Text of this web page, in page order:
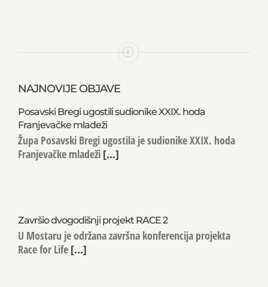
NAJNOVIJE OBJAVE
Posavski Bregi ugostili sudionike XXIX. hoda
Franjevačke mladeži
Župa Posavski Bregi ugostila je sudionike XXIX. hoda
Franjevačke mladeži [...]
Završio dvogodišnji projekt RACE 2
U Mostaru je održana završna konferencija projekta
Race for Life [...]